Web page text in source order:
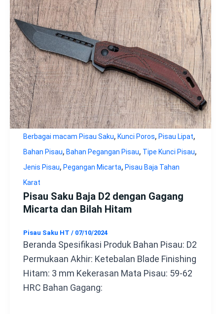
Berbagai macam Pisau Saku, Kunci Poros, Pisau Lipat,
Bahan Pisau, Bahan Pegangan Pisau, Tipe Kunci Pisau,
Jenis Pisau, Pegangan Micarta, Pisau Baja Tahan
Karat
Pisau Saku Baja D2 dengan Gagang
Micarta dan Bilah Hitam
Pisau Saku HT / 07/10/2024
Beranda Spesifikasi Produk Bahan Pisau: D2
Permukaan Akhir: Ketebalan Blade Finishing
Hitam: 3 mm Kekerasan Mata Pisau: 59-62
HRC Bahan Gagang: